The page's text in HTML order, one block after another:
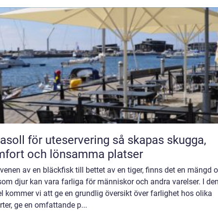
för uteservering så skapas skugga,
och lönsamma platser
av en bläckfisk till bettet av en tiger, finns det en mängd
djur kan vara farliga för människor och andra varelser. I
kommer vi att ge en grundlig översikt över farlighet hos olika
ge en omfattande p...